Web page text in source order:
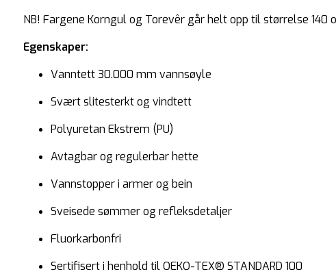
NB! Fargene Korngul og Torevêr går helt opp til størrelse 140
Egenskaper:
Vanntett 30.000 mm vannsøyle
Svært slitesterkt og vindtett
Polyuretan Ekstrem (PU)
Avtagbar og regulerbar hette
Vannstopper i armer og bein
Sveisede sømmer og refleksdetaljer
Fluorkarbonfri
Sertifisert i henhold til OEKO-TEX® STANDARD 100